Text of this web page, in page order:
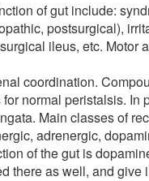
of gut include:
postsurgical),
ileus, etc. Motor
coordination.
normal peristalsis. In
Main classes of
adrenergic,
of the gut is
there as well, and